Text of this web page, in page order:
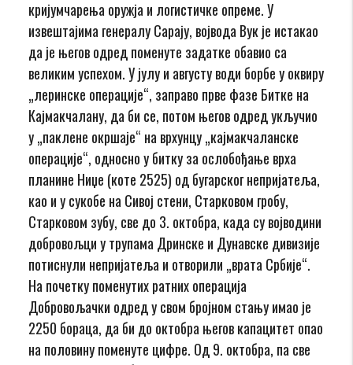
кријумчарења оружја и логистичке опреме. У
извештајима генералу Сарају, војвода Вук је истакао
да је његов одред поменуте задатке обавио са
великим успехом. У јулу и августу води борбе у оквиру
„леринске операције“, заправо прве фазе Битке на
Кајмакчалану, да би се, потом његов одред укључио
у „паклене окршаје“ на врхунцу „кајмакчаланске
операције“, односно у битку за ослобођање врха
планине Ниџе (коте 2525) од бугарског непријатеља,
као и у сукобе на Сивој стени, Старковом гробу,
Старковом зубу, све до 3. октобра, када су војводини
добровољци у трупама Дринске и Дунавске дивизије
потиснули непријатеља и отворили „врата Србије“.
На почетку поменутих ратних операција
Добровољачки одред у свом бројном стању имао је
2250 бораца, да би до октобра његов капацитет опао
на половину поменуте цифре. Од 9. октобра, па све